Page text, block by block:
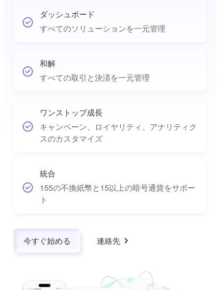
ダッシュボード
すべてのソリューションを一元管理
和解
すべての取引と決済を一元管理
ワンストップ成長
キャンペーン、ロイヤリティ、アナリティク
スのカスタマイズ
統合
155の不換紙幣と15以上の暗号通貨をサポー
ト
今すぐ始める 連絡先